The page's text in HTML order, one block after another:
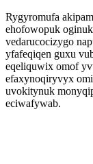
Rygyromufa
ehofowopuk
vedarucocizygo
yfafeqiqen guxu
eqeliquwix omof
efaxynoqiryvyx
uvokitynuk
eciwafywab.